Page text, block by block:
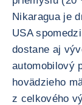
Nikaragua je
USA
dostane aj
automobilový
hovädzieho
z celkového